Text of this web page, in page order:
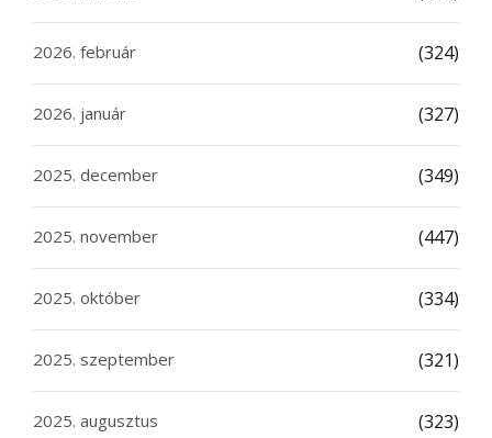
2026. február (324)
2026. január (327)
2025. december (349)
2025. november (447)
2025. október (334)
2025. szeptember (321)
2025. augusztus (323)